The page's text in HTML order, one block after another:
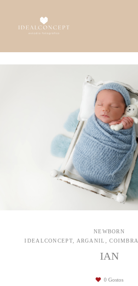
NEWBORN
IDEALCONCEPT, ARGANIL, COIMBRA
IAN
0 Gostos